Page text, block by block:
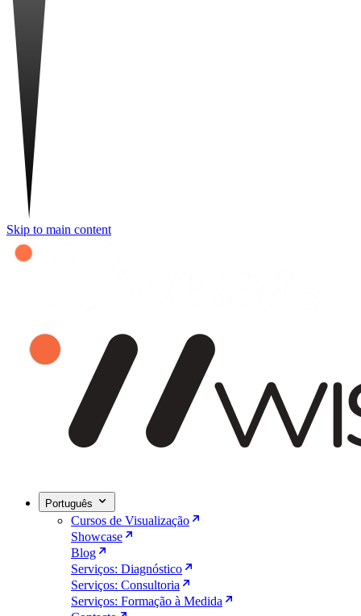
Skip to main content
Português
Cursos de Visualização
Showcase
Blog
Serviços: Diagnóstico
Serviços: Consultoria
Serviços: Formação à Medida